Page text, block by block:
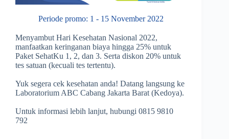
Periode promo: 1 - 15 November 2022
Menyambut Hari Kesehatan Nasional 2022,
manfaatkan keringanan biaya hingga 25% untuk
Paket SehatKu 1, 2, dan 3. Serta diskon 20% untuk
tes satuan (kecuali tes tertentu).
Yuk segera cek kesehatan anda! Datang langsung ke
Laboratorium ABC Cabang Jakarta Barat (Kedoya).
Untuk informasi lebih lanjut, hubungi 0815 9810
792